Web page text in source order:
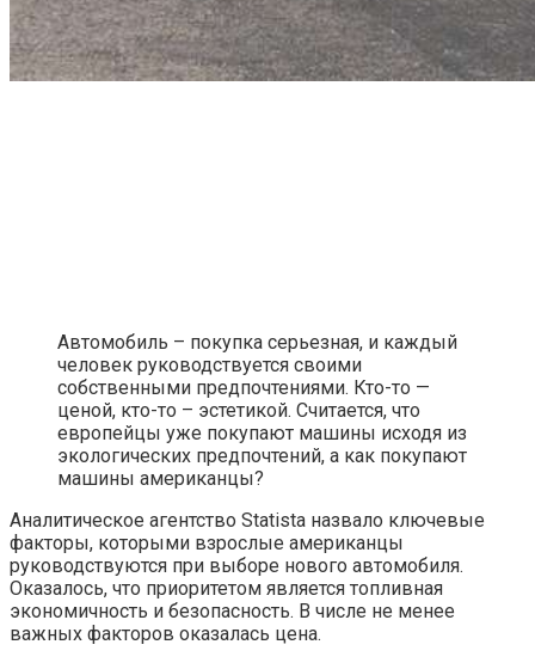
Автомобиль – покупка серьезная, и каждый
человек руководствуется своими
собственными предпочтениями. Кто-то —
ценой, кто-то – эстетикой. Считается, что
европейцы уже покупают машины исходя из
экологических предпочтений, а как покупают
машины американцы?
Аналитическое агентство Statista назвало ключевые
факторы, которыми взрослые американцы
руководствуются при выборе нового автомобиля.
Оказалось, что приоритетом является топливная
экономичность и безопасность. В числе не менее
важных факторов оказалась цена.